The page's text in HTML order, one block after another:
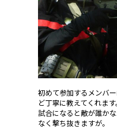
初めて参加するメンバ
ど丁寧に教えてくれます。
試合になると敵が誰か
なく撃ち抜きますが。